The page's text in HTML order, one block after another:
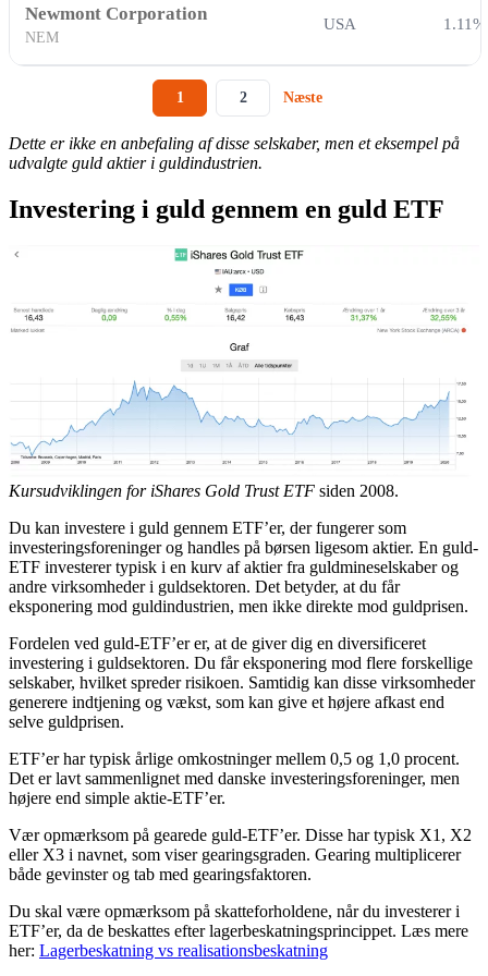
Newmont Corporation
NEM
USA 1.11%
1 2 Næste
Dette er ikke en anbefaling af disse selskaber, men et eksempel på
udvalgte guld aktier i guldindustrien.
Investering i guld gennem en guld ETF
Kursudviklingen for iShares Gold Trust ETF siden 2008.
Du kan investere i guld gennem ETF’er, der fungerer som
investeringsforeninger og handles på børsen ligesom aktier. En guld-
ETF investerer typisk i en kurv af aktier fra guldmineselskaber og
andre virksomheder i guldsektoren. Det betyder, at du får
eksponering mod guldindustrien, men ikke direkte mod guldprisen.
Fordelen ved guld-ETF’er er, at de giver dig en diversificeret
investering i guldsektoren. Du får eksponering mod flere forskellige
selskaber, hvilket spreder risikoen. Samtidig kan disse virksomheder
generere indtjening og vækst, som kan give et højere afkast end
selve guldprisen.
ETF’er har typisk årlige omkostninger mellem 0,5 og 1,0 procent.
Det er lavt sammenlignet med danske investeringsforeninger, men
højere end simple aktie-ETF’er.
Vær opmærksom på gearede guld-ETF’er. Disse har typisk X1, X2
eller X3 i navnet, som viser gearingsgraden. Gearing multiplicerer
både gevinster og tab med gearingsfaktoren.
Du skal være opmærksom på skatteforholdene, når du investerer i
ETF’er, da de beskattes efter lagerbeskatningsprincippet. Læs mere
her: Lagerbeskatning vs realisationsbeskatning